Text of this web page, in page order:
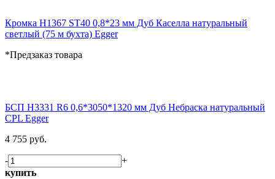
Кромка H1367 ST40 0,8*23 мм Дуб Каселла натуральный
светлый (75 м бухта) Egger
*Предзаказ товара
БСП H3331 R6 0,6*3050*1320 мм Дуб Небраска натуральный
CPL Egger
4 755 руб.
-
+
купить